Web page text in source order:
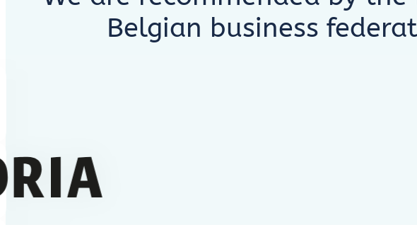
Belgian business